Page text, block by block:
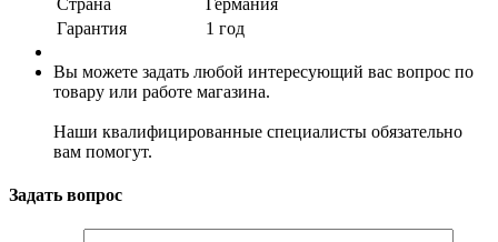
Гарантия
1 год
Вы можете задать любой интересующий вас вопрос по
товару или работе магазина.
Наши квалифицированные специалисты обязательно
вам помогут.
Задать вопрос